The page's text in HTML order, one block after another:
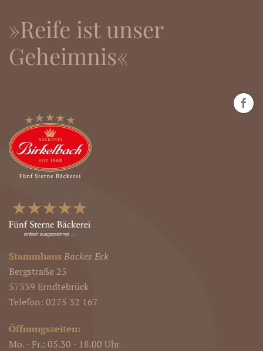
»Reife ist unser
Geheimnis«
StammhausBackes Eck
Bergstraße 25
57339 Erndtebrück
Telefon: 0275 32 167
Öffnungszeiten:
Mo. - Fr.: 05.30 - 18.00 Uhr